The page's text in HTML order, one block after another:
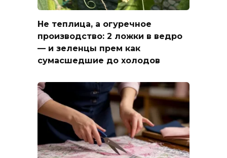
Не теплица, а огуречное
производство: 2 ложки в ведро
— и зеленцы прем как
сумасшедшие до холодов